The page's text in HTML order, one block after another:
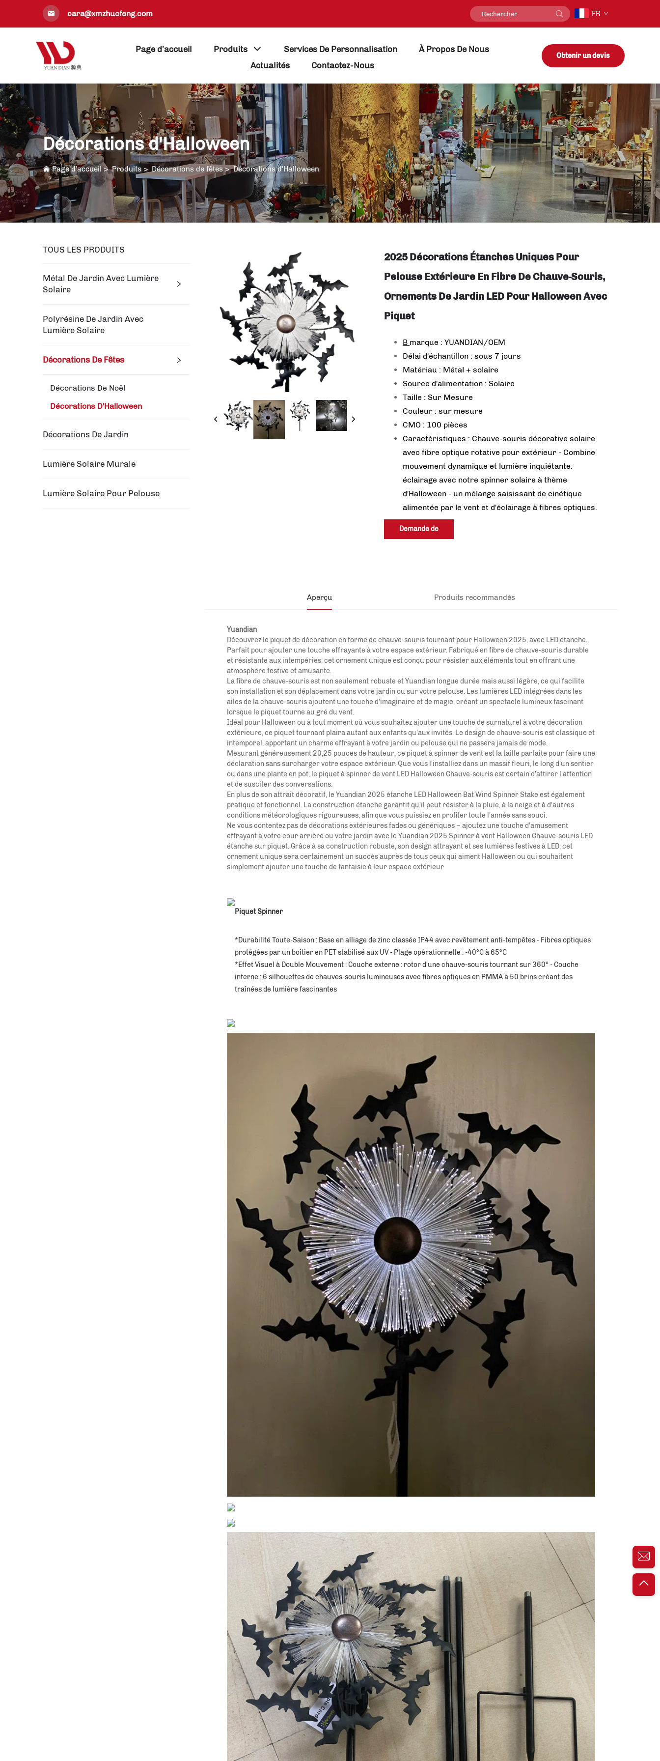
cara@xmzhuofeng.com FR
Page d’accueil Produits Services De Personnalisation
À Propos De Nous
Actualités
Contactez-Nous
Obtenir un devis
Décorations d'Halloween
Page d’accueil>Produits>Décorations de fêtes>Décorations d'Halloween
TOUS LES PRODUITS
Métal De Jardin Avec Lumière
Solaire
Polyrésine De Jardin Avec
Lumière Solaire
Décorations De Fêtes
Décorations De Noël
Décorations D'Halloween
Décorations De Jardin
Lumière Solaire Murale
Lumière Solaire Pour Pelouse
2025 Décorations Étanches Uniques Pour
Pelouse Extérieure En Fibre De Chauve-Souris,
Ornements De Jardin LED Pour Halloween Avec
Piquet
B marque : YUANDIAN/OEM
Délai d'échantillon : sous 7 jours
Matériau : Métal + solaire
Source d'alimentation : Solaire
Taille : Sur Mesure
Couleur : sur mesure
CMO : 100 pièces
Caractéristiques : Chauve-souris décorative solaire
avec fibre optique rotative pour extérieur - Combine
mouvement dynamique et lumière inquiétante.
éclairage avec notre spinner solaire à thème
d'Halloween - un mélange saisissant de cinétique
alimentée par le vent et d'éclairage à fibres optiques.
Demande de
Aperçu Produits recommandés
Yuandian
Découvrez le piquet de décoration en forme de chauve-souris tournant pour Halloween 2025, avec LED étanche.
Parfait pour ajouter une touche effrayante à votre espace extérieur. Fabriqué en fibre de chauve-souris durable
et résistante aux intempéries, cet ornement unique est conçu pour résister aux éléments tout en offrant une
atmosphère festive et amusante.
La fibre de chauve-souris est non seulement robuste etYuandian longue durée mais aussi légère, ce qui facilite
son installation et son déplacement dans votre jardin ou sur votre pelouse. Les lumières LED intégrées dans les
ailes de la chauve-souris ajoutent une touche d'imaginaire et de magie, créant un spectacle lumineux fascinant
lorsque le piquet tourne au gré du vent.
Idéal pour Halloween ou à tout moment où vous souhaitez ajouter une touche de surnaturel à votre décoration
extérieure, ce piquet tournant plaira autant aux enfants qu'aux invités. Le design de chauve-souris est classique et
intemporel, apportant un charme effrayant à votre jardin ou pelouse qui ne passera jamais de mode.
Mesurant généreusement 20,25 pouces de hauteur, ce piquet à spinner de vent est la taille parfaite pour faire une
déclaration sans surcharger votre espace extérieur. Que vous l'installiez dans un massif fleuri, le long d'un sentier
ou dans une plante en pot, le piquet à spinner de vent LED Halloween Chauve-souris est certain d'attirer l'attention
et de susciter des conversations.
En plus de son attrait décoratif, le Yuandian 2025 étanche LED Halloween Bat Wind Spinner Stake est également
pratique et fonctionnel. La construction étanche garantit qu'il peut résister à la pluie, à la neige et à d'autres
conditions météorologiques rigoureuses, afin que vous puissiez en profiter toute l'année sans souci.
Ne vous contentez pas de décorations extérieures fades ou génériques – ajoutez une touche d'amusement
effrayant à votre cour arrière ou votre jardin avec le Yuandian 2025 Spinner à vent Halloween Chauve-souris LED
étanche sur piquet. Grâce à sa construction robuste, son design attrayant et ses lumières festives à LED, cet
ornement unique sera certainement un succès auprès de tous ceux qui aiment Halloween ou qui souhaitent
simplement ajouter une touche de fantaisie à leur espace extérieur
Piquet Spinner
*Durabilité Toute-Saison : Base en alliage de zinc classée IP44 avec revêtement anti-tempêtes - Fibres optiques
protégées par un boîtier en PET stabilisé aux UV - Plage opérationnelle : -40°C à 65°C
*Effet Visuel à Double Mouvement : Couche externe : rotor d'une chauve-souris tournant sur 360° - Couche
interne : 6 silhouettes de chauves-souris lumineuses avec fibres optiques en PMMA à 50 brins créant des
traînées de lumière fascinantes